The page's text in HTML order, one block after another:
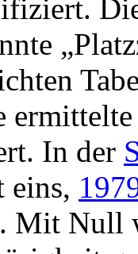
In der
eins,
Null